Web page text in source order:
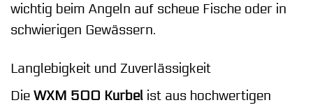
wichtig beim Angeln auf scheue Fische oder in
schwierigen Gewässern.
Langlebigkeit und Zuverlässigkeit
Die WXM 500 Kurbel ist aus hochwertigen